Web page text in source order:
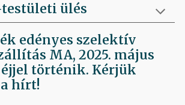
ülés
edényes szelektív
MA, 2025. május
éjjel történik. Kérjük
hírt!